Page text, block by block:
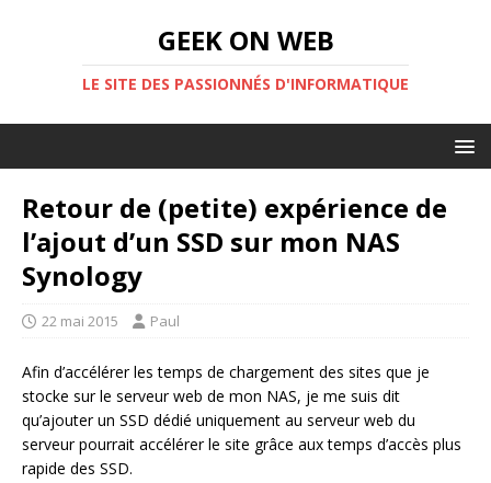
GEEK ON WEB
LE SITE DES PASSIONNÉS D'INFORMATIQUE
Retour de (petite) expérience de
l’ajout d’un SSD sur mon NAS
Synology
22 mai 2015 Paul
Afin d’accélérer les temps de chargement des sites que je
stocke sur le serveur web de mon NAS, je me suis dit
qu’ajouter un SSD dédié uniquement au serveur web du
serveur pourrait accélérer le site grâce aux temps d’accès plus
rapide des SSD.